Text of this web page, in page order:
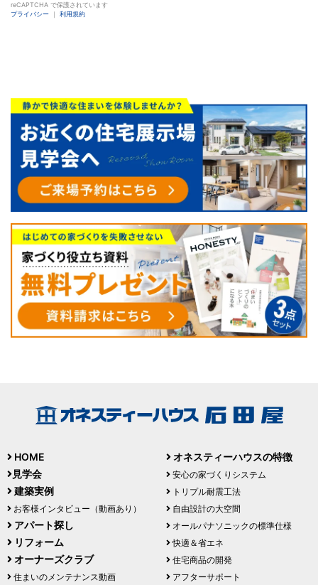
reCAPTCHA で保護されています
プライバシー
利用規約
HOME
見学会
建築実例
お客様インタビュー（動画あり）
アパート探し
リフォーム
オーナーズクラブ
住まいのメンテナンス動画
オネスティーハウスの特徴
安心の家づくりシステム
トリプル耐震工法
自由設計の大空間
オールパナソニックの標準仕様
快適＆省エネ
住宅商品の開発
アフターサポート